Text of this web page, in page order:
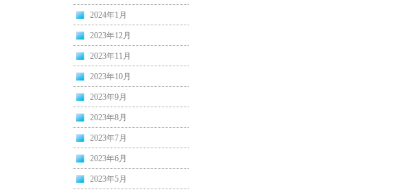
2024年1月
2023年12月
2023年11月
2023年10月
2023年9月
2023年8月
2023年7月
2023年6月
2023年5月